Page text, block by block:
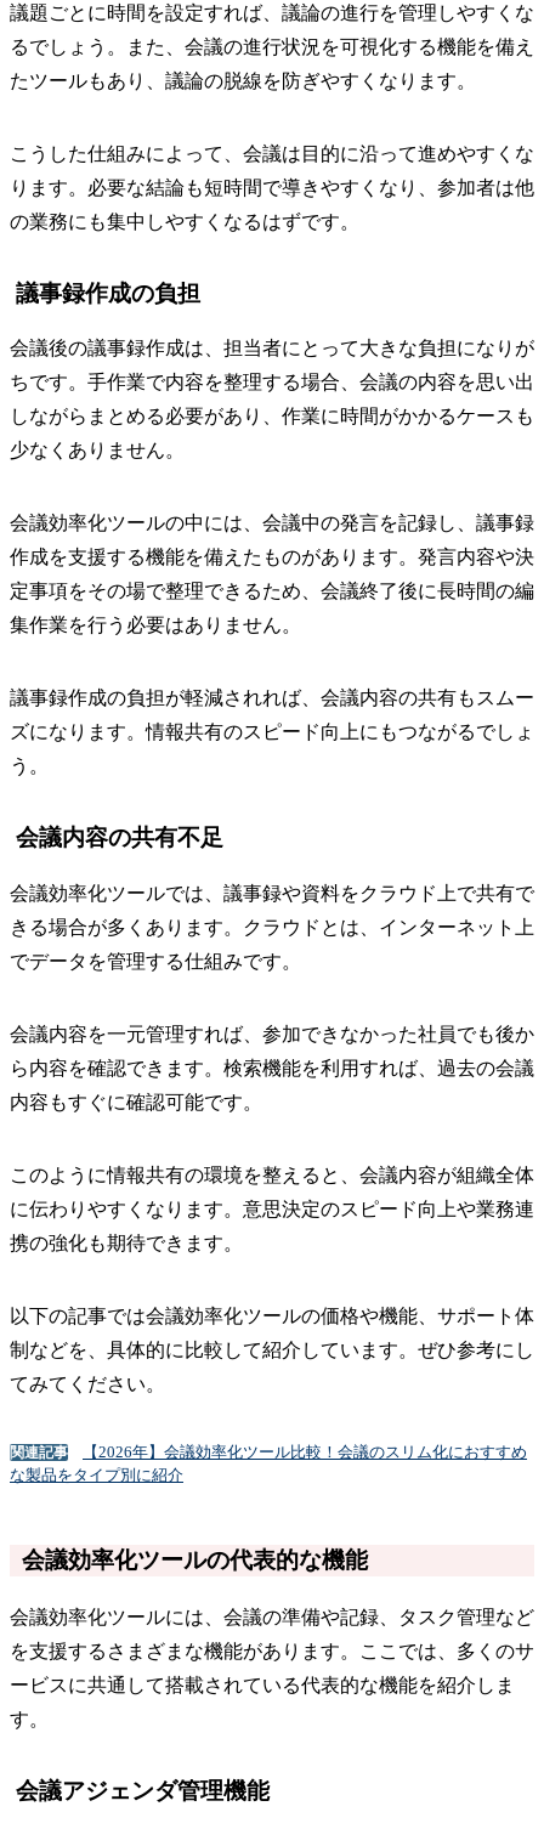
議題ごとに時間を設定すれば、議論の進行を管理しやすくな
るでしょう。また、会議の進行状況を可視化する機能を備え
たツールもあり、議論の脱線を防ぎやすくなります。
こうした仕組みによって、会議は目的に沿って進めやすくな
ります。必要な結論も短時間で導きやすくなり、参加者は他
の業務にも集中しやすくなるはずです。
議事録作成の負担
会議後の議事録作成は、担当者にとって大きな負担になりが
ちです。手作業で内容を整理する場合、会議の内容を思い出
しながらまとめる必要があり、作業に時間がかかるケースも
少なくありません。
会議効率化ツールの中には、会議中の発言を記録し、議事録
作成を支援する機能を備えたものがあります。発言内容や決
定事項をその場で整理できるため、会議終了後に長時間の編
集作業を行う必要はありません。
議事録作成の負担が軽減されれば、会議内容の共有もスムー
ズになります。情報共有のスピード向上にもつながるでしょ
う。
会議内容の共有不足
会議効率化ツールでは、議事録や資料をクラウド上で共有で
きる場合が多くあります。クラウドとは、インターネット上
でデータを管理する仕組みです。
会議内容を一元管理すれば、参加できなかった社員でも後か
ら内容を確認できます。検索機能を利用すれば、過去の会議
内容もすぐに確認可能です。
このように情報共有の環境を整えると、会議内容が組織全体
に伝わりやすくなります。意思決定のスピード向上や業務連
携の強化も期待できます。
以下の記事では会議効率化ツールの価格や機能、サポート体
制などを、具体的に比較して紹介しています。ぜひ参考にし
てみてください。
関連記事
【2026年】会議効率化ツール比較！会議のスリム化におすすめ
な製品をタイプ別に紹介
会議効率化ツールの代表的な機能
会議効率化ツールには、会議の準備や記録、タスク管理など
を支援するさまざまな機能があります。ここでは、多くのサ
ービスに共通して搭載されている代表的な機能を紹介しま
す。
会議アジェンダ管理機能